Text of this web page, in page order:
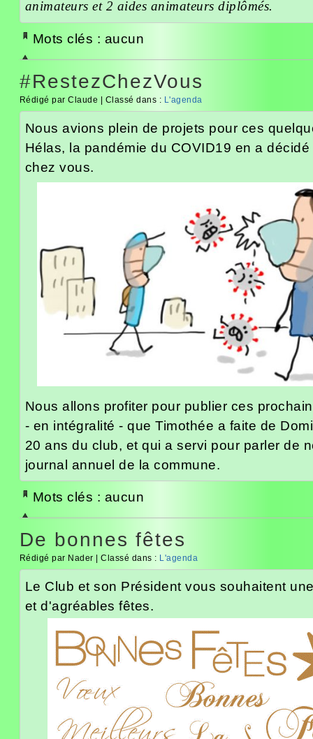
animateurs et 2 aides animateurs diplômés.
Mots clés : aucun
#RestezChezVous
Rédigé par Claude | Classé dans : L'agenda
Nous avions plein de projets pour ces
Hélas, la pandémie du COVID19 en a
chez vous.
Nous allons profiter pour publier ces
- en intégralité - que Timothée a faite de
20 ans du club, et qui a servi pour parler de
journal annuel de la commune.
Mots clés : aucun
De bonnes fêtes
Rédigé par Nader | Classé dans : L'agenda
Le Club et son Président vous souhaitent
et d'agréables fêtes.